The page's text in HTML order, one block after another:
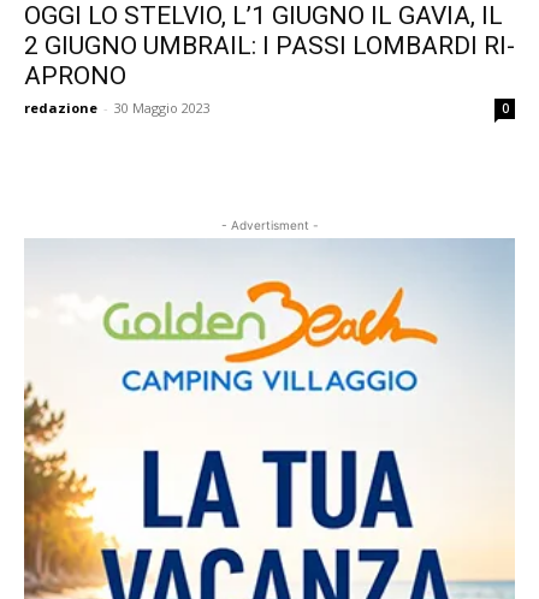
OGGI LO STELVIO, L’1 GIUGNO IL GAVIA, IL
2 GIUGNO UMBRAIL: I PASSI LOMBARDI RI-
APRONO
redazione - 30 Maggio 2023 0
- Advertisment -